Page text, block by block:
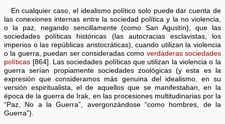
En cualquier caso, el idealismo político solo puede dar cuenta de
las conexiones internas entre la sociedad política y la no violencia,
o la paz, negando sencillamente (como San Agustín), que las
sociedades políticas históricas (las autocracias esclavistas, los
imperios o las repúblicas aristocráticas), cuando utilizan la violencia
o la guerra, puedan ser consideradas como verdaderas sociedades
políticas [864]. Las sociedades políticas que utilizan la violencia o la
guerra serían propiamente sociedades zoológicas (y esta es la
expresión que consideramos más genuina del idealismo, en su
versión espiritualista, el de aquellos que se manifestaban, en la
época de la guerra de Irak, en las procesiones multitudinarias por la
“Paz, No a la Guerra”, avergonzándose “como hombres, de la
Guerra”).